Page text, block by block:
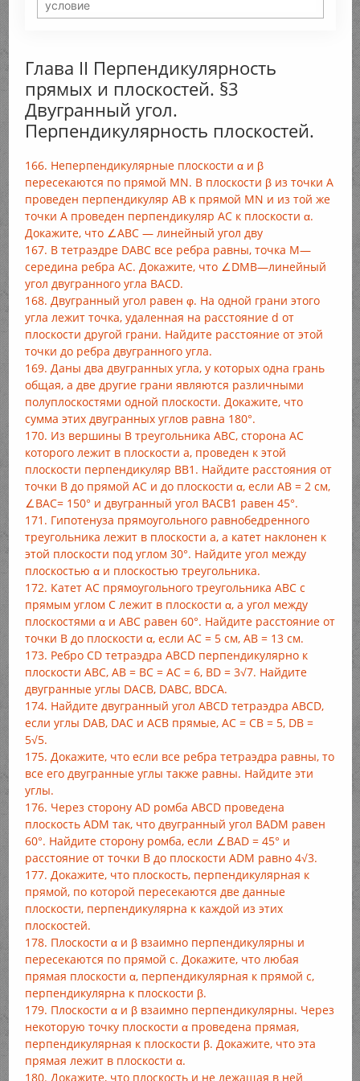
Глава II Перпендикулярность
прямых и плоскостей. §3
Двугранный угол.
Перпендикулярность плоскостей.
166. Неперпендикулярные плоскости α и β
пересекаются по прямой MN. В плоскости β из точки А
проведен перпендикуляр АВ к прямой MN и из той же
точки А проведен перпендикуляр АС к плоскости α.
Докажите, что ∠ABC — линейный угол дву
167. В тетраэдре DABС все ребра равны, точка М—
середина ребра АС. Докажите, что ∠DMB—линейный
угол двугранного угла BACD.
168. Двугранный угол равен φ. На одной грани этого
угла лежит точка, удаленная на расстояние d от
плоскости другой грани. Найдите расстояние от этой
точки до ребра двугранного угла.
169. Даны два двугранных угла, у которых одна грань
общая, а две другие грани являются различными
полуплоскостями одной плоскости. Докажите, что
сумма этих двугранных углов равна 180°.
170. Из вершины В треугольника ABC, сторона АС
которого лежит в плоскости а, проведен к этой
плоскости перпендикуляр BB1. Найдите расстояния от
точки В до прямой АС и до плоскости α, если АВ = 2 см,
∠ВАС= 150° и двугранный угол ВАСВ1 равен 45°.
171. Гипотенуза прямоугольного равнобедренного
треугольника лежит в плоскости а, а катет наклонен к
этой плоскости под углом 30°. Найдите угол между
плоскостью α и плоскостью треугольника.
172. Катет АС прямоугольного треугольника ABC с
прямым углом С лежит в плоскости α, а угол между
плоскостями α и ABC равен 60°. Найдите расстояние от
точки В до плоскости α, если АС = 5 см, АВ = 13 см.
173. Ребро CD тетраэдра ABCD перпендикулярно к
плоскости ABC, АВ = ВС = АС = 6, BD = 3√7. Найдите
двугранные углы DACB, DABC, BDCA.
174. Найдите двугранный угол ABCD тетраэдра ABCD,
если углы DAB, DAC и ACB прямые, AC = СВ = 5, DB =
5√5.
175. Докажите, что если все ребра тетраэдра равны, то
все его двугранные углы также равны. Найдите эти
углы.
176. Через сторону AD ромба ABCD проведена
плоскость ADM так, что двугранный угол BADM равен
60°. Найдите сторону ромба, если ∠BAD = 45° и
расстояние от точки В до плоскости ADM равно 4√3.
177. Докажите, что плоскость, перпендикулярная к
прямой, по которой пересекаются две данные
плоскости, перпендикулярна к каждой из этих
плоскостей.
178. Плоскости α и β взаимно перпендикулярны и
пересекаются по прямой с. Докажите, что любая
прямая плоскости α, перпендикулярная к прямой с,
перпендикулярна к плоскости β.
179. Плоскости α и β взаимно перпендикулярны. Через
некоторую точку плоскости α проведена прямая,
перпендикулярная к плоскости β. Докажите, что эта
прямая лежит в плоскости α.
180. Докажите, что плоскость и не лежащая в ней